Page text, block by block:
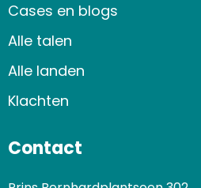
Cases en blogs
Alle talen
Alle landen
Klachten
Contact